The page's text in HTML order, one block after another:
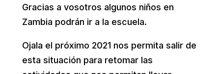
Gracias a vosotros algunos niños en
Zambia podrán ir a la escuela.
Ojala el próximo 2021 nos permita salir de
esta situación para retomar las